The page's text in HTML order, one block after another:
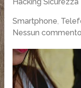
Smartphone,
Nessun commento